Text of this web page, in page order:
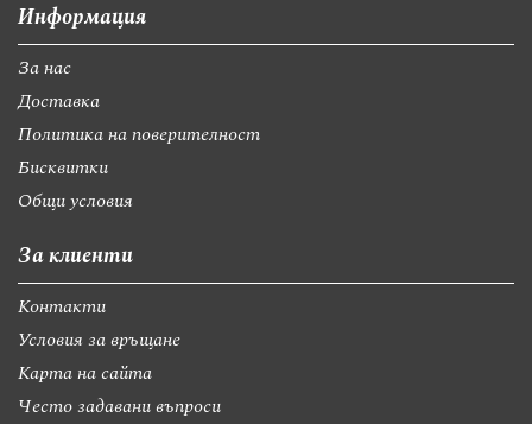
Информация
За нас
Доставка
Политика на поверителност
Бисквитки
Общи условия
За клиенти
Контакти
Условия за връщане
Карта на сайта
Често задавани въпроси